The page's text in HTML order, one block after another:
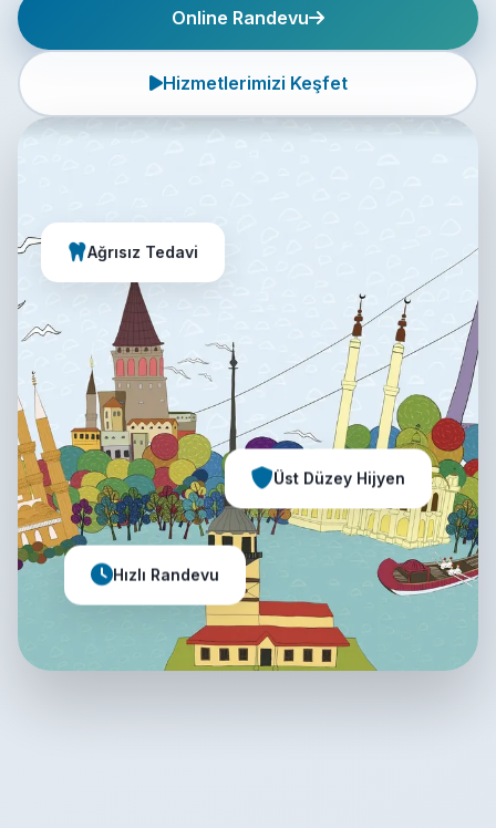
Online Randevu
Hizmetlerimizi Keşfet
Ağrısız Tedavi
Üst Düzey Hijyen
Hızlı Randevu